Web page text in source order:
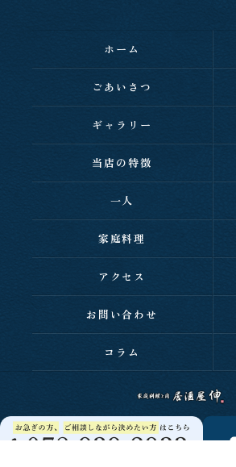
ホーム
ごあいさつ
ギャラリー
当店の特徴
一人
家庭料理
アクセス
お問い合わせ
コラム